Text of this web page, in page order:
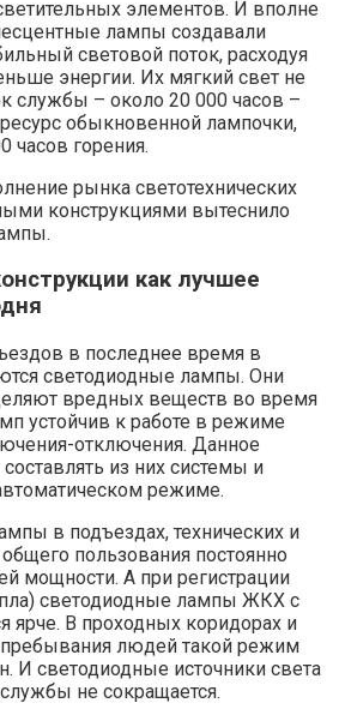
элементов. И вполне
лампы создавали
световой поток, расходуя
энергии. Их мягкий свет не
службы – около 20 000 часов –
обыкновенной лампочки,
часов горения.
рынка светотехнических
конструкциями вытеснило
как лучшее
в последнее время в
светодиодные лампы. Они
вредных веществ во время
устойчив к работе в режиме
отключения. Данное
из них системы и
режиме.
в подъездах, технических и
пользования постоянно
мощности. А при регистрации
светодиодные лампы ЖКХ с
ярче. В проходных коридорах и
людей такой режим
И светодиодные источники света
службы не сокращается.